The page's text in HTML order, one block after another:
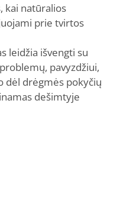
kai natūralios
prie tvirtos
leidžia išvengti su
pavyzdžiui,
dėl drėgmės pokyčių
dešimtyje